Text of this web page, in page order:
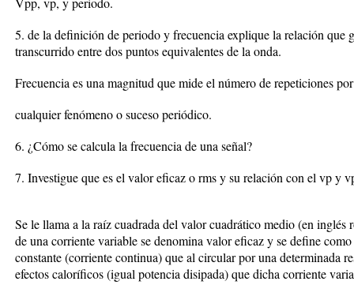
5. de la definición de periodo y frecuencia explique la relación que
transcurrido entre dos puntos equivalentes de la onda.
Frecuencia es una magnitud que mide el número de repeticiones
cualquier fenómeno o suceso periódico.
6. ¿Cómo se calcula la frecuencia de una señal?
7. Investigue que es el valor eficaz o rms y su relación con el vp y
Se le llama a la raíz cuadrada del valor cuadrático medio (en
de una corriente variable se denomina valor eficaz y se define
constante (corriente continua) que al circular por una determinada
efectos caloríficos (igual potencia disipada) que dicha corriente